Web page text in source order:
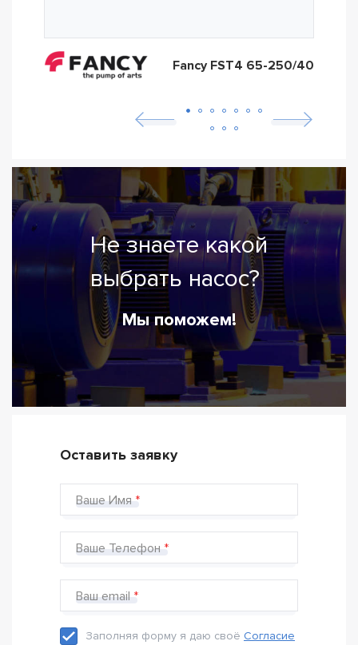
Fancy FST4 65-250/40
Не знаете какой
выбрать насос?
Мы поможем!
Оставить заявку
Ваше Имя
Ваше Телефон
Ваш email
Заполняя форму я даю своё Согласие